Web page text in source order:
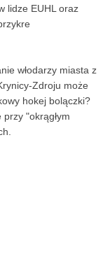
lidze EUHL oraz
włodarzy miasta z
Zdroju może
hokej bolączki?
"okrągłym